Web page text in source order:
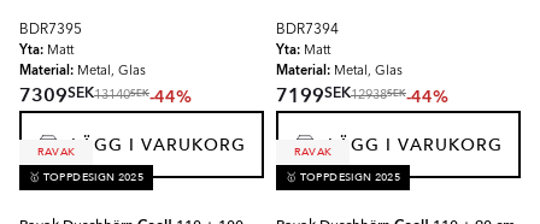
BDR7395
Yta: Matt
Material: Metal, Glas
7309SEK13140SEK-44%
LÄGG I VARUKORG
BDR7394
Yta: Matt
Material: Metal, Glas
7199SEK12938SEK-44%
LÄGG I VARUKORG
RAVAK
🥇 TOPPDESIGN 2025
RAVAK
🥇 TOPPDESIGN 2025